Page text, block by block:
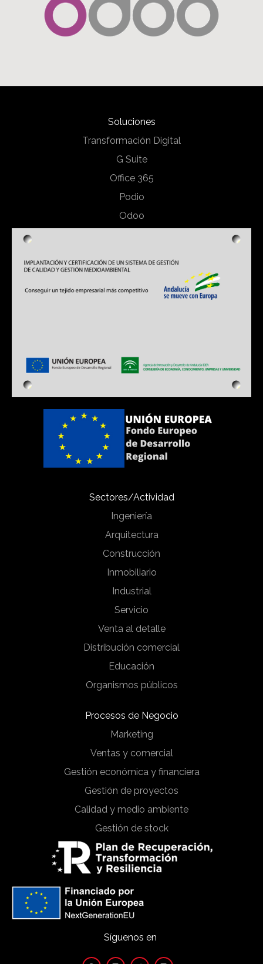
Soluciones
Transformación Digital
G Suite
Office 365
Podio
Odoo
Sectores/Actividad
Ingeniería
Arquitectura
Construcción
Inmobiliario
Industrial
Servicio
Venta al detalle
Distribución comercial
Educación
Organismos públicos
Procesos de Negocio
Marketing
Ventas y comercial
Gestión económica y financiera
Gestión de proyectos
Calidad y medio ambiente
Gestión de stock
Síguenos en